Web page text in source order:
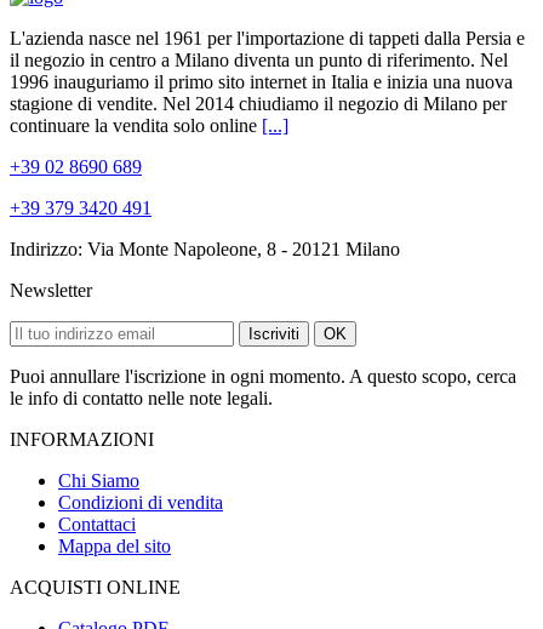
L'azienda nasce nel 1961 per l'importazione di tappeti dalla Persia e
il negozio in centro a Milano diventa un punto di riferimento. Nel
1996 inauguriamo il primo sito internet in Italia e inizia una nuova
stagione di vendite. Nel 2014 chiudiamo il negozio di Milano per
continuare la vendita solo online [...]
+39 02 8690 689
+39 379 3420 491
Indirizzo: Via Monte Napoleone, 8 - 20121 Milano
Newsletter
Iscriviti OK
Puoi annullare l'iscrizione in ogni momento. A questo scopo, cerca
le info di contatto nelle note legali.
INFORMAZIONI
Chi Siamo
Condizioni di vendita
Contattaci
Mappa del sito
ACQUISTI ONLINE